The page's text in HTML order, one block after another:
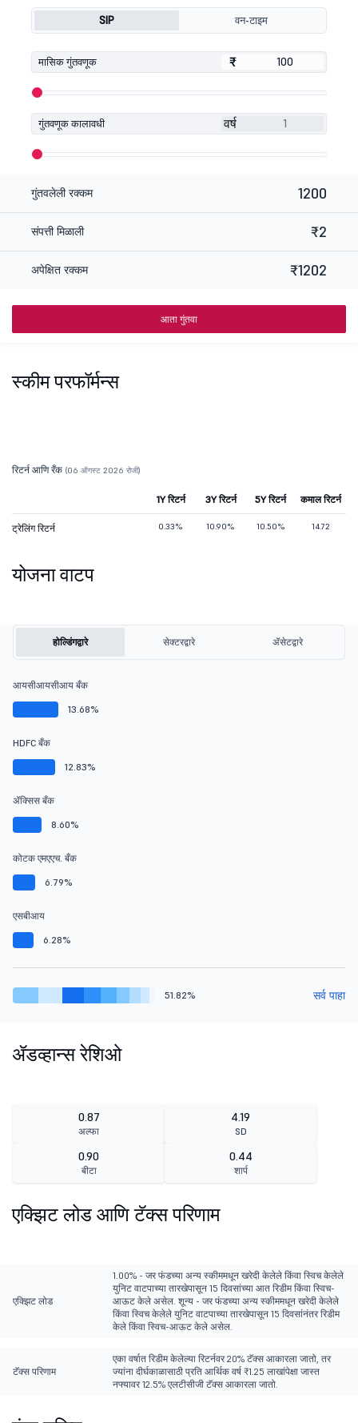
SIP वन-टाइम
मासिक गुंतवणूक ₹
₹
गुंतवणूक कालावधी वर्ष
गुंतवलेली रक्कम 1200
संपत्ती मिळाली ₹2
अपेक्षित रक्कम ₹1202
आता गुंतवा
स्कीम परफॉर्मन्स
रिटर्न आणि रँक (06 ऑगस्ट 2026 रोजी)
1Y रिटर्न 3Y रिटर्न 5Y रिटर्न कमाल रिटर्न
ट्रेलिंग रिटर्न 0.33% 10.90% 10.50% 14.72
योजना वाटप
होल्डिंगद्वारे सेक्टरद्वारे ॲसेटद्वारे
आयसीआयसीआय बँक
13.68%
HDFC बँक
12.83%
ॲक्सिस बँक
8.60%
कोटक एमएएच. बँक
6.79%
एसबीआय
6.28%
51.82% सर्व पाहा
ॲडव्हान्स रेशिओ
0.87
अल्फा
4.19
SD
0.90
बीटा
0.44
शार्प
एक्झिट लोड आणि टॅक्स परिणाम
एक्झिट लोड
1.00% - जर फंडच्या अन्य स्कीममधून खरेदी केलेले किंवा स्विच केलेले
युनिट वाटपाच्या तारखेपासून 15 दिवसांच्या आत रिडीम किंवा स्विच-
आऊट केले असेल. शून्य - जर फंडच्या अन्य स्कीममधून खरेदी केलेले
किंवा स्विच केलेले युनिट वाटपाच्या तारखेपासून 15 दिवसांनंतर रिडीम
केले किंवा स्विच-आऊट केले असेल.
टॅक्स परिणाम
एका वर्षात रिडीम केलेल्या रिटर्नवर 20% टॅक्स आकारला जातो, तर
ज्यांना दीर्घकाळासाठी प्रति आर्थिक वर्ष ₹1.25 लाखांपेक्षा जास्त
नफ्यावर 12.5% एलटीसीजी टॅक्स आकारला जातो.